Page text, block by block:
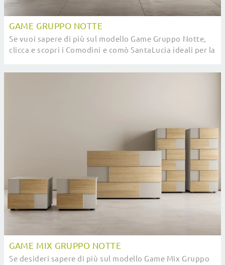
GAME GRUPPO NOTTE
Se vuoi sapere di più sul modello Game Gruppo Notte,
clicca e scopri i Comodini e comò SantaLucia ideali per la
GAME MIX GRUPPO NOTTE
Se desideri sapere di più sul modello Game Mix Gruppo